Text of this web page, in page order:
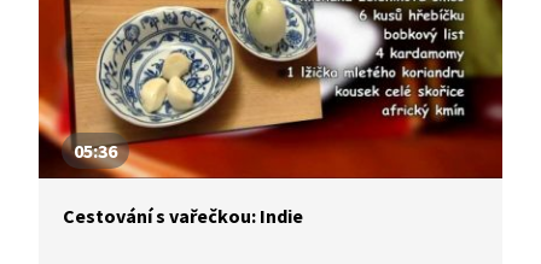
05:36
Cestování s vařečkou: Indie